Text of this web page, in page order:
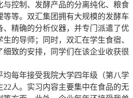
与控制、发酵产品的分离纯化、粮食
等。双汇集团拥有大规模的发酵车
、精确的分析仪器，并专门派遣了优
的导师；同时，双汇在学生食宿、
细致的安排，同学们在该企业收获很
均每年接受我院大学四年级（第八学
人。实习内容主要集中在食品的无